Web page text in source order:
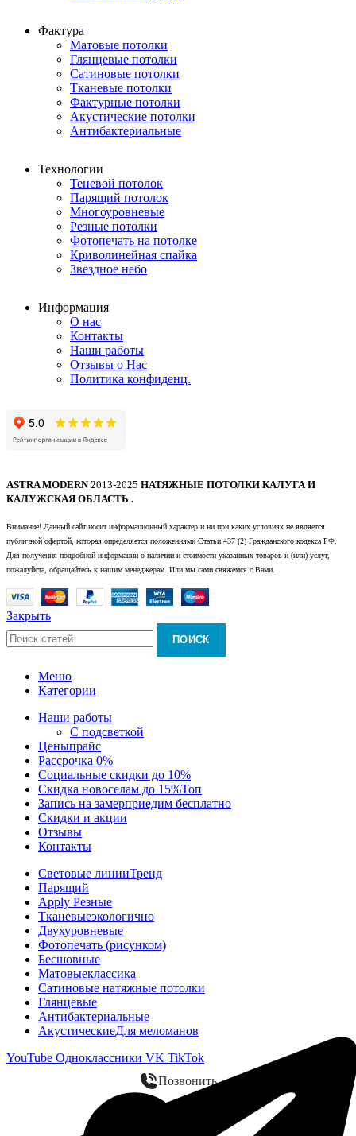
Фактура
Матовые потолки
Глянцевые потолки
Сатиновые потолки
Тканевые потолки
Фактурные потолки
Акустические потолки
Антибактериальные
Технологии
Теневой потолок
Парящий потолок
Многоуровневые
Резные потолки
Фотопечать на потолке
Криволинейная спайка
Звездное небо
Информация
О нас
Контакты
Наши работы
Отзывы о Нас
Политика конфиденц.
ASTRA MODERN2013-2025 НАТЯЖНЫЕ ПОТОЛКИ КАЛУГА И
КАЛУЖСКАЯ ОБЛАСТЬ .
Внимание! Данный сайт носит информационный характер и ни при каких условиях не является
публичной офертой, которая определяется положениями Статьи 437 (2) Гражданского кодекса РФ.
Для получения подробной информации о наличии и стоимости указанных товаров и (или) услуг,
пожалуйста, обращайтесь к нашим менеджерам. Или мы сами свяжемся с Вами.
Закрыть
ПОИСК
Меню
Категории
Наши работы
С подсветкой
Ценыпрайс
Рассрочка 0%
Социальные скидки до 10%
Скидка новоселам до 15%Топ
Запись на замерприедим бесплатно
Скидки и акции
Отзывы
Контакты
Световые линииТренд
Парящий
Apply Резные
Тканевыеэкологично
Двухуровневые
Фотопечать (рисунком)
Бесшовные
Матовыеклассика
Сатиновые натяжные потолки
Глянцевые
Антибактериальные
АкустическиеДля меломанов
YouTube Одноклассники VK TikTok
Позвонить